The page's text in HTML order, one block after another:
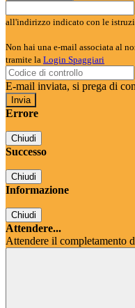
all'indirizzo indicato con le
Non hai una e-mail associata al
tramite la Login Spaggiari
E-mail inviata, si prega di
Errore
Chiudi
Successo
Chiudi
Informazione
Chiudi
Attendere...
Attendere il completamento